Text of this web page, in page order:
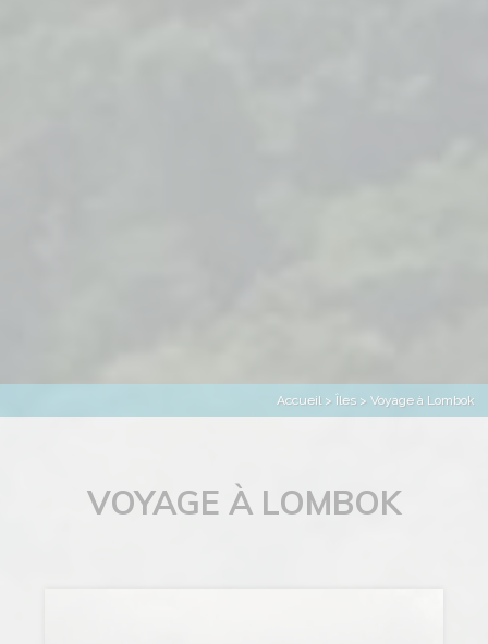
Accueil >Îles > Voyage à Lombok
VOYAGE À LOMBOK